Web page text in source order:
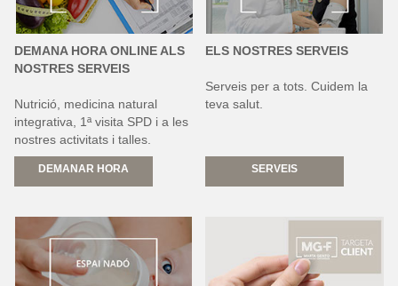
DEMANA HORA ONLINE ALS
NOSTRES SERVEIS
Nutrició, medicina natural
integrativa, 1ª visita SPD i a les
nostres activitats i talles.
ELS NOSTRES SERVEIS
Serveis per a tots. Cuidem la
teva salut.
DEMANAR HORA SERVEIS